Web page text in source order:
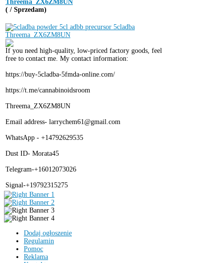
Threema_ZX6ZM8UN
( / Sprzedam)
If you need high-quality, low-priced factory goods, feel
free to contact me. My contact information:
https://buy-5cladba-5fmda-online.com/
https://t.me/cannabinoidsroom
Threema_ZX6ZM8UN
Email address- larrychem61@gmail.com
WhatsApp - +14792629535
Dust ID- Morata45
Telegram-+16012073026
Signal-+19792315275
Dodaj ogłoszenie
Regulamin
Pomoc
Reklama